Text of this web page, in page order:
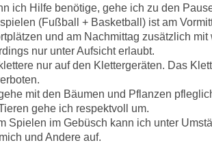
ich Hilfe benötige, gehe ich zu den
(Fußball + Basketball) ist am
und am Nachmittag zusätzlich
nur unter Aufsicht erlaubt.
nur auf den Klettergeräten. Das
mit den Bäumen und Pflanzen
gehe ich respektvoll um.
Spielen im Gebüsch kann ich unter
und Andere auf.